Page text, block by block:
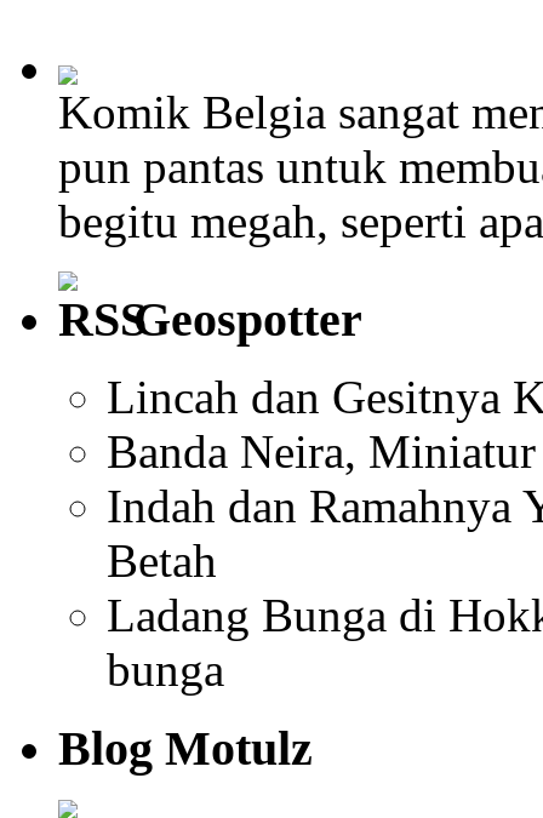
Komik Belgia sangat
pun pantas untuk
begitu megah, seperti
Geospotter
Lincah dan Gesitnya
Banda Neira,
Indah dan
Betah
Ladang Bunga di
bunga
Blog Motulz